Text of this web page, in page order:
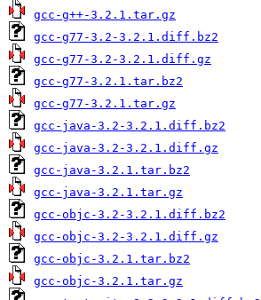
gcc-g++-3.2.1.tar.gz
gcc-g77-3.2-3.2.1.diff.bz2
gcc-g77-3.2-3.2.1.diff.gz
gcc-g77-3.2.1.tar.bz2
gcc-g77-3.2.1.tar.gz
gcc-java-3.2-3.2.1.diff.bz2
gcc-java-3.2-3.2.1.diff.gz
gcc-java-3.2.1.tar.bz2
gcc-java-3.2.1.tar.gz
gcc-objc-3.2-3.2.1.diff.bz2
gcc-objc-3.2-3.2.1.diff.gz
gcc-objc-3.2.1.tar.bz2
gcc-objc-3.2.1.tar.gz